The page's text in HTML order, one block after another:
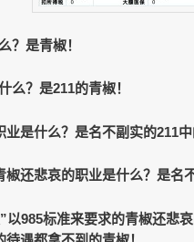
？是青椒！
么？是211的青椒！
是什么？是名不副实的211中
椒还悲哀的职业是什么？是名
以985标准来要求的青椒还悲